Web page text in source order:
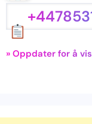
» Oppdater for å